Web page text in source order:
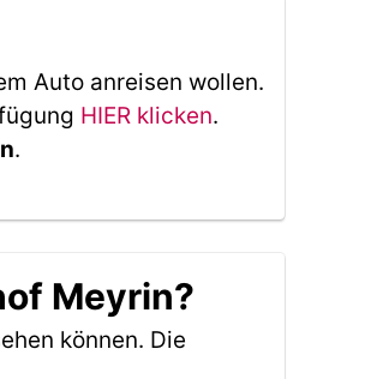
Auto anreisen wollen.
HIER klicken.
.
Meyrin?
können. Die